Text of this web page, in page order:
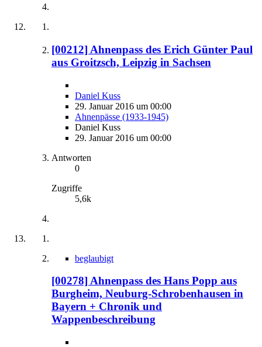
[00212] Ahnenpass des Erich Günter Paul
aus Groitzsch, Leipzig in Sachsen
Daniel Kuss
29. Januar 2016 um 00:00
Ahnenpässe (1933-1945)
Daniel Kuss
29. Januar 2016 um 00:00
Antworten
0
Zugriffe
5,6k
beglaubigt
[00278] Ahnenpass des Hans Popp aus
Burgheim, Neuburg-Schrobenhausen in
Bayern + Chronik und
Wappenbeschreibung